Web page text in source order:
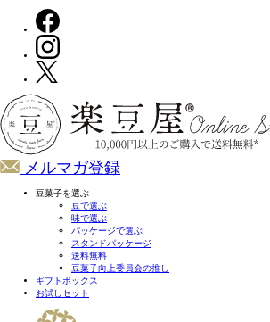
メルマガ登録
豆菓子を選ぶ
豆で選ぶ
味で選ぶ
パッケージで選ぶ
スタンドパッケージ
送料無料
豆菓子向上委員会の推し
ギフトボックス
お試しセット